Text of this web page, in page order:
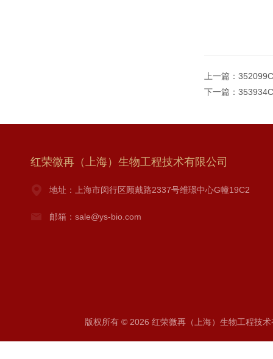
上一篇：
下一篇：
红荣微再（上海）生物工程技术有限公司
地址：上海市闵行区顾戴路2337号维璟中心G幢19C2
邮箱：sale@ys-bio.com
版权所有 © 2026 红荣微再（上海）生物工程技